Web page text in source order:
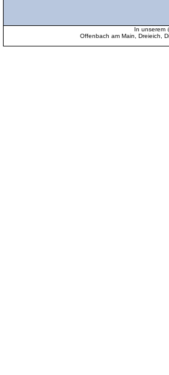
In unserem
Offenbach am Main, Dreieich,